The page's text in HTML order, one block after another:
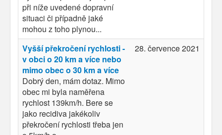
při níže uvedené dopravní
situaci či případně jaké
mohou z toho plynou...
Vyšší překročení rychlosti -
v obci o 20 km a více nebo
mimo obec o 30 km a více
Dobrý den, mám dotaz. Mimo
obec mi byla naměřena
rychlost 139km/h. Bere se
jako recidiva jakékoliv
překročení rychlosti třeba jen
28. července 2021